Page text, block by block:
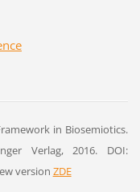
in Biosemiotics.
Verlag, 2016. DOI:
version ZDE